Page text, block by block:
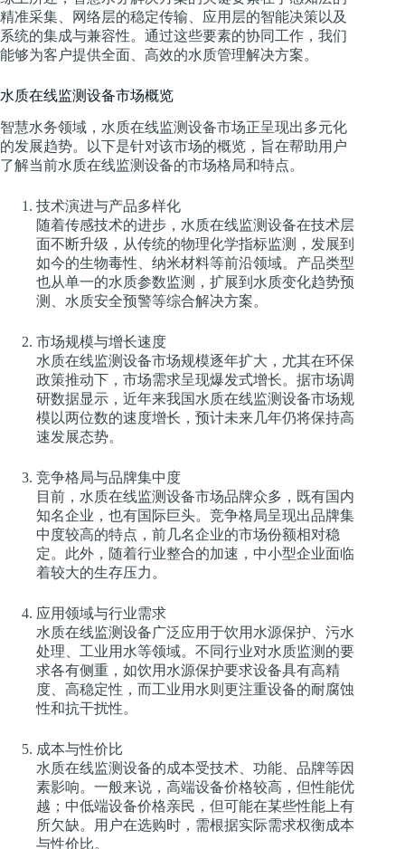
精准采集、网络层的稳定传输、应用层的智能决策以及
系统的集成与兼容性。通过这些要素的协同工作，我们
能够为客户提供全面、高效的水质管理解决方案。
水质在线监测设备市场概览
智慧水务领域，水质在线监测设备市场正呈现出多元化
的发展趋势。以下是针对该市场的概览，旨在帮助用户
了解当前水质在线监测设备的市场格局和特点。
技术演进与产品多样化
随着传感技术的进步，水质在线监测设备在技术层
面不断升级，从传统的物理化学指标监测，发展到
如今的生物毒性、纳米材料等前沿领域。产品类型
也从单一的水质参数监测，扩展到水质变化趋势预
测、水质安全预警等综合解决方案。
市场规模与增长速度
水质在线监测设备市场规模逐年扩大，尤其在环保
政策推动下，市场需求呈现爆发式增长。据市场调
研数据显示，近年来我国水质在线监测设备市场规
模以两位数的速度增长，预计未来几年仍将保持高
速发展态势。
竞争格局与品牌集中度
目前，水质在线监测设备市场品牌众多，既有国内
知名企业，也有国际巨头。竞争格局呈现出品牌集
中度较高的特点，前几名企业的市场份额相对稳
定。此外，随着行业整合的加速，中小型企业面临
着较大的生存压力。
应用领域与行业需求
水质在线监测设备广泛应用于饮用水源保护、污水
处理、工业用水等领域。不同行业对水质监测的要
求各有侧重，如饮用水源保护要求设备具有高精
度、高稳定性，而工业用水则更注重设备的耐腐蚀
性和抗干扰性。
成本与性价比
水质在线监测设备的成本受技术、功能、品牌等因
素影响。一般来说，高端设备价格较高，但性能优
越；中低端设备价格亲民，但可能在某些性能上有
所欠缺。用户在选购时，需根据实际需求权衡成本
与性价比。